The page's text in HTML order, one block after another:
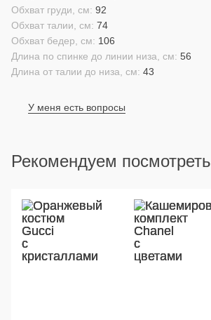
Длина от талии до низа, см: 43
Длина по спинке до линии низа, см: 56
Обхват бедер, см: 106
Обхват талии, см: 74
Обхват груди, см: 92
У меня есть вопросы
Рекомендуем посмотреть